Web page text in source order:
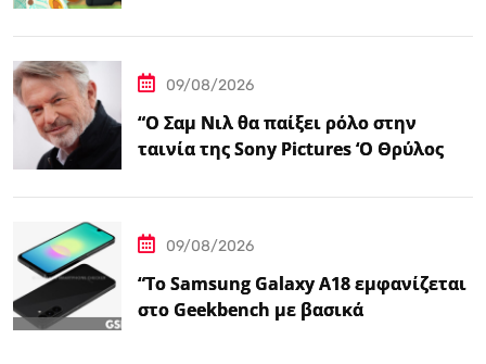
09/08/2026
“Ο Σαμ Νιλ θα παίξει ρόλο στην
ταινία της Sony Pictures ‘Ο Θρύλος
09/08/2026
“Το Samsung Galaxy A18 εμφανίζεται
στο Geekbench με βασικά